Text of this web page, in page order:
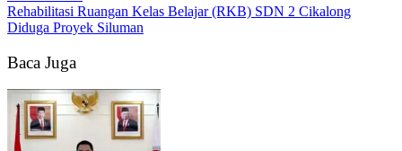
Rehabilitasi Ruangan Kelas Belajar (RKB) SDN 2 Cikalong
Diduga Proyek Siluman
Baca Juga